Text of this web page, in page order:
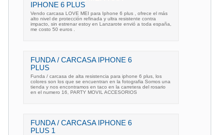
IPHONE 6 PLUS
Vendo carcasa LOVE MEI para Iphone 6 plus , ofrece el más
alto nivel de protección refinada y ultra resistente contra
impacto, sin estrenar estoy en Lanzarote envió a toda españa,
me costo 50 euros .
FUNDA / CARCASA IPHONE 6
PLUS
Funda / carcasa de alta resistencia para iphone 6 plus, los
colores son los que se encuentran en la fotografia Somos una
tienda y nos encontramos en taco en la carretera del rosario
en el numero 16, PARTY MOVIL ACCESORIOS
FUNDA / CARCASA IPHONE 6
PLUS 1